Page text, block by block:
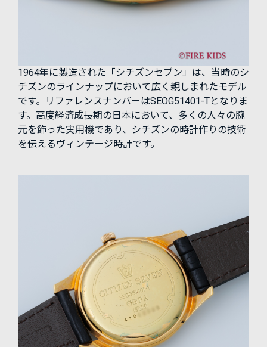
1964年に製造された「シチズンセブン」は、当時のシ
チズンのラインナップにおいて広く親しまれたモデル
です。リファレンスナンバーはSEOG51401-Tとなりま
す。高度経済成長期の日本において、多くの人々の腕
元を飾った実用機であり、シチズンの時計作りの技術
を伝えるヴィンテージ時計です。